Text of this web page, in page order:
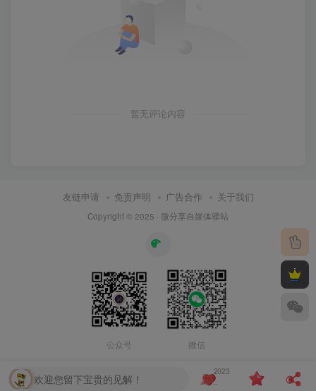
暂无评论内容
友链申请 免责声明 广告合作 关于我们
Copyright © 2025 · 微分享自媒体驿站
公众号 微信
欢迎您留下宝贵的见解！
2023